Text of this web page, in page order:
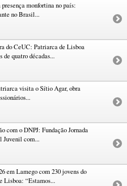
presença monfortina no país:
no Brasil...
do CeUC: Patriarca de Lisboa
de quatro décadas...
visita o Sítio Agar, obra
com o DNPJ: Fundação Jornada
Juvenil com...
em Lamego com 230 jovens do
Lisboa: “Estamos...